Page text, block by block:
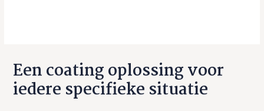
Een coating oplossing voor
iedere specifieke situatie